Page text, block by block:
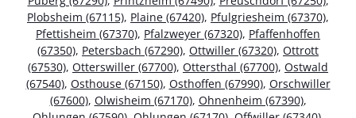
Plobsheim (67115), Plaine (67420), Pfulgriesheim (67370),
Pfettisheim (67370), Pfalzweyer (67320), Pfaffenhoffen
(67350), Petersbach (67290), Ottwiller (67320), Ottrott
(67530), Otterswiller (67700), Ottersthal (67700), Ostwald
(67540), Osthouse (67150), Osthoffen (67990), Orschwiller
(67600), Olwisheim (67170), Ohnenheim (67390),